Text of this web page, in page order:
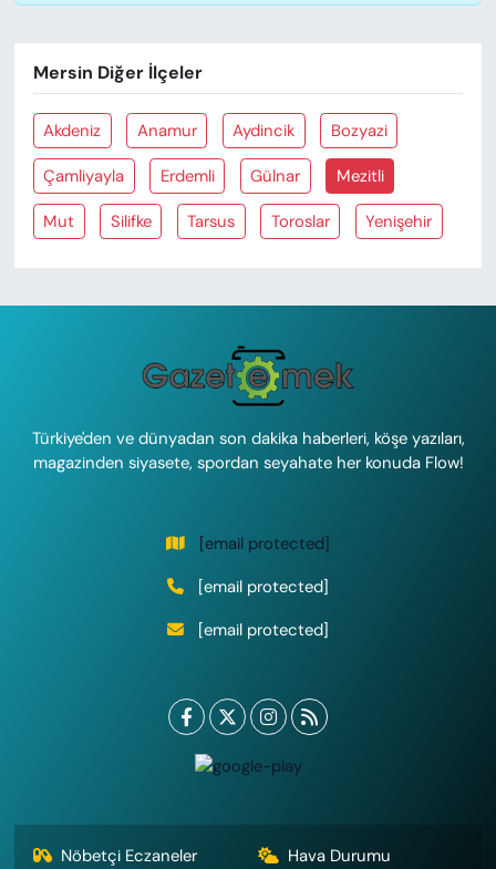
Mersin Diğer İlçeler
Akdeniz Anamur Aydincik Bozyazi
Çamliyayla Erdemli Gülnar Mezitli
Mut Silifke Tarsus Toroslar Yenişehir
Türkiye'den ve dünyadan son dakika haberleri, köşe yazıları,
magazinden siyasete, spordan seyahate her konuda Flow!
[email protected]
[email protected]
[email protected]
Nöbetçi Eczaneler
Hava Durumu